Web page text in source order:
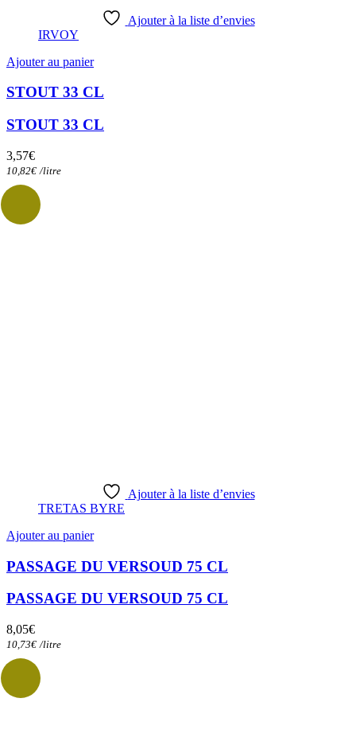
Ajouter à la liste d’envies
IRVOY
Ajouter au panier
STOUT 33 CL
STOUT 33 CL
3,57€
10,82€ /litre
Ajouter à la liste d’envies
TRETAS BYRE
Ajouter au panier
PASSAGE DU VERSOUD 75 CL
PASSAGE DU VERSOUD 75 CL
8,05€
10,73€ /litre